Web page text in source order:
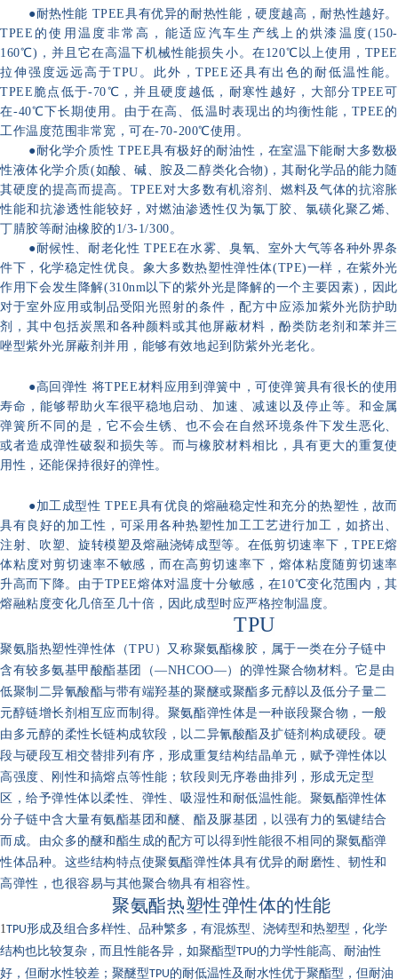
●耐热性能 TPEE具有优异的耐热性能，硬度越高，耐热性越好。
TPEE的使用温度非常高，能适应汽车生产线上的烘漆温度(150-
160℃)，并且它在高温下机械性能损失 小。在120℃以上使用，TPEE
拉伸强度远远高于TPU。此外，TPEE还具有出色的耐低温性能。
TPEE脆点低于-70℃，并且硬度越低，耐寒性越好，大部分TPEE可
在-40℃下长期使用。由于在高、低温时表现出的均衡性能，TPEE的
工作温度范围非常宽，可在-70-200℃使用。
●耐化学介质性 TPEE具有极好的耐油性，在室温下能耐大多数极
性液体化学介质(如酸、碱、胺及二醇类化合物)，其耐化学品的能力随
其硬度的提高而提高。TPEE对大多数有机溶剂、燃料及气体的抗溶胀
性能和抗渗透性能较好，对燃油渗透性仅为氯丁胶、氯磺化聚乙烯、
丁腈胶等耐油橡胶的1/3-1/300。
●耐候性、耐老化性 TPEE在水雾、臭氧、室外大气等各种外界条
件下，化学稳定性优良。象大多数热塑性弹性体(TPE)一样，在紫外光
作用下会发生降解(310nm以下的紫外光是降解的一个主要因素)，因此
对于室外应用或制品受阳光照射的条件，配方中应添加紫外光防护助
剂，其中包括炭黑和各种颜料或其他屏蔽材料，酚类防老剂和苯并三
唑型紫外光屏蔽剂并用，能够有效地起到防紫外光老化。
●高回弹性 将TPEE材料应用到弹簧中，可使弹簧具有很长的使用
寿命，能够帮助火车很平稳地启动、加速、减速以及停止等。和金属
弹簧所不同的是，它不会生锈、也不会在自然环境条件下发生恶化、
或者造成弹性破裂和损失等。而与橡胶材料相比，具有更大的重复使
用性，还能保持很好的弹性。
●加工成型性 TPEE具有优良的熔融稳定性和充分的热塑性，故而
具有良好的加工性，可采用各种热塑性加工工艺进行加工，如挤出、
注射、吹塑、旋转模塑及熔融浇铸成型等。在低剪切速率下，TPEE熔
体粘度对剪切速率不敏感，而在高剪切速率下，熔体粘度随剪切速率
升高而下降。由于TPEE熔体对温度十分敏感，在10℃变化范围内，其
熔融粘度变化几倍至几十倍，因此成型时应严格控制温度。
TPU
聚氨脂热塑性弹性体（TPU）又称聚氨酯橡胶，属于一类在分子链中
含有较多氨基甲酸酯基团（—NHCOO—）的弹性聚合物材料。它是由
低聚制二异氰酸酯与带有端羟基的聚醚或聚酯多元醇以及低分子量二
元醇链增长剂相互应而制得。聚氨酯弹性体是一种嵌段聚合物，一般
由多元醇的柔性长链构成软段，以二异氰酸酯及扩链剂构成硬段。硬
段与硬段互相交替排列有序，形成重复结构结晶单元，赋予弹性体以
高强度、刚性和搞熔点等性能；软段则无序卷曲排列，形成无定型
区，给予弹性体以柔性、弹性、吸湿性和耐低温性能。聚氨酯弹性体
分子链中含大量有氨酯基团和醚、酯及脲基团，以强有力的氢键结合
而成。由众多的醚和酯生成的配方可以得到性能很不相同的聚氨酯弹
性体品种。这些结构特点使聚氨酯弹性体具有优异的耐磨性、韧性和
高弹性，也很容易与其他聚合物具有相容性。
聚氨酯热塑性弹性体的性能
1TPU形成及组合多样性、品种繁多，有混炼型、浇铸型和热塑型，化学
结构也比较复杂，而且性能各异，如聚酯型TPU的力学性能高、耐油性
好，但耐水性较差；聚醚型TPU的耐低温性及耐水性优于聚酯型，但耐油